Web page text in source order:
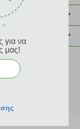
για να
μας!